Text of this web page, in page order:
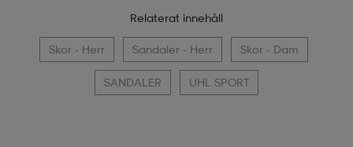
Relaterat innehåll
Skor - Herr Sandaler - Herr Skor - Dam
SANDALER UHL SPORT